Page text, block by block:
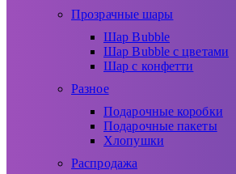
Прозрачные шары
Шар Bubble
Шар Bubble с цветами
Шар с конфетти
Разное
Подарочные коробки
Подарочные пакеты
Хлопушки
Распродажа